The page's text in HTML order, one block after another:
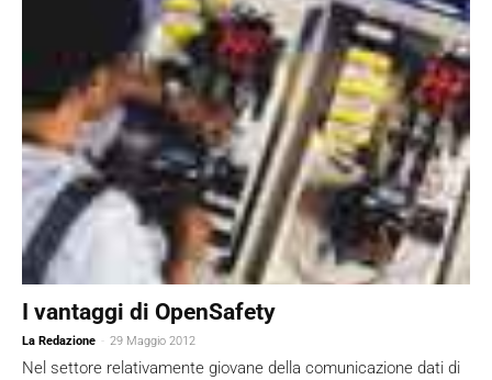
I vantaggi di OpenSafety
La Redazione - 29 Maggio 2012
Nel settore relativamente giovane della comunicazione dati di